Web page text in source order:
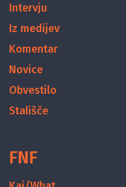
Intervju
Iz medijev
Komentar
Novice
Obvestilo
Stališče
FNF